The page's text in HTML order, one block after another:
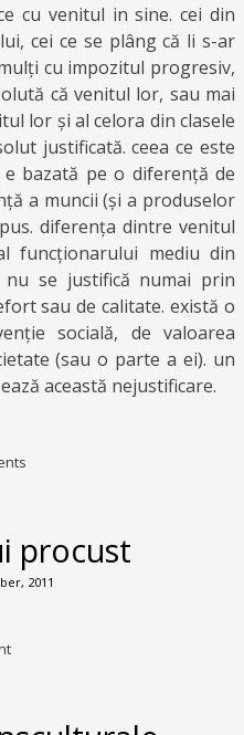
cu venitul in sine. cei din
cei ce se plâng că li s-ar
cu impozitul progresiv,
că venitul lor, sau mai
lor și al celora din clasele
justificată. ceea ce este
bazată pe o diferență de
a muncii (și a produselor
diferența dintre venitul
funcționarului mediu din
nu se justifică numai prin
sau de calitate. există o
socială, de valoarea
(sau o parte a ei). un
această nejustificare.
procust
2011